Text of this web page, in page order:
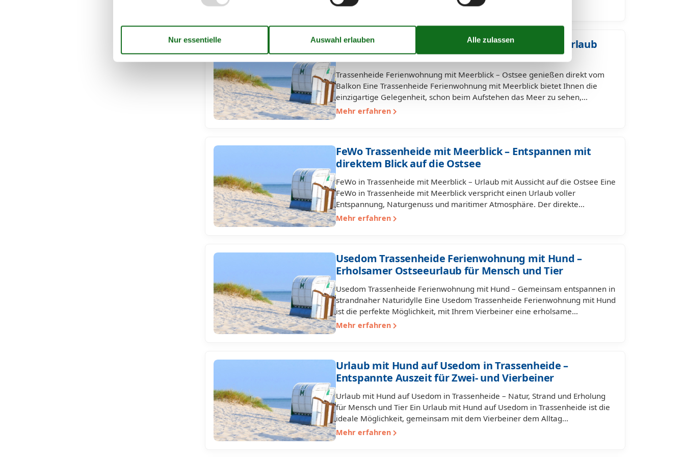
Mehr erfahren
Trassenheide Ferienwohnung mit Meerblick – Urlaub
mit Aussicht auf die Ostsee
Trassenheide Ferienwohnung mit Meerblick – Ostsee genießen direkt vom
Balkon Eine Trassenheide Ferienwohnung mit Meerblick bietet Ihnen die
einzigartige Gelegenheit, schon beim Aufstehen das Meer zu sehen,…
Mehr erfahren
FeWo Trassenheide mit Meerblick – Entspannen mit
direktem Blick auf die Ostsee
FeWo in Trassenheide mit Meerblick – Urlaub mit Aussicht auf die Ostsee Eine
FeWo in Trassenheide mit Meerblick verspricht einen Urlaub voller
Entspannung, Naturgenuss und maritimer Atmosphäre. Der direkte…
Mehr erfahren
Usedom Trassenheide Ferienwohnung mit Hund –
Erholsamer Ostseeurlaub für Mensch und Tier
Usedom Trassenheide Ferienwohnung mit Hund – Gemeinsam entspannen in
strandnaher Naturidylle Eine Usedom Trassenheide Ferienwohnung mit Hund
ist die perfekte Möglichkeit, mit Ihrem Vierbeiner eine erholsame…
Mehr erfahren
Urlaub mit Hund auf Usedom in Trassenheide –
Entspannte Auszeit für Zwei- und Vierbeiner
Urlaub mit Hund auf Usedom in Trassenheide – Natur, Strand und Erholung
für Mensch und Tier Ein Urlaub mit Hund auf Usedom in Trassenheide ist die
ideale Möglichkeit, gemeinsam mit dem Vierbeiner dem Alltag…
Mehr erfahren